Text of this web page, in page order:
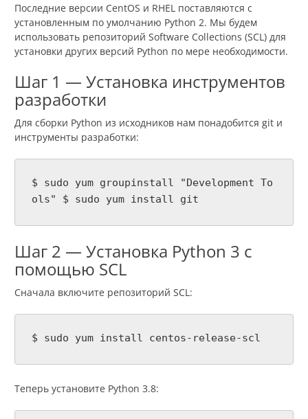
Последние версии CentOS и RHEL поставляются с
установленным по умолчанию Python 2. Мы будем
использовать репозиторий Software Collections (SCL) для
установки других версий Python по мере необходимости.
Шаг 1 — Установка инструментов
разработки
Для сборки Python из исходников нам понадобится git и
инструменты разработки:
$ sudo yum groupinstall "Development To
ols" $ sudo yum install git
Шаг 2 — Установка Python 3 с
помощью SCL
Сначала включите репозиторий SCL:
$ sudo yum install centos-release-scl
Теперь установите Python 3.8: